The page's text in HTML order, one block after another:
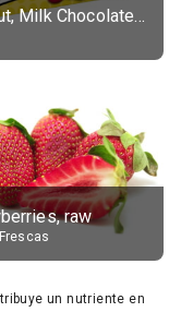
Peanut, Milk Chocolate Candies
raw
un nutriente en